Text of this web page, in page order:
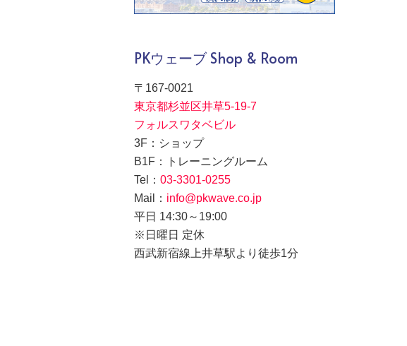
PKウェーブ Shop & Room
〒167-0021
東京都杉並区井草5-19-7
フォルスワタベビル
3F：ショップ
B1F：トレーニングルーム
Tel： 03-3301-0255
Mail： info@pkwave.co.jp
平日 14:30～19:00
※日曜日 定休
西武新宿線上井草駅より徒歩1分